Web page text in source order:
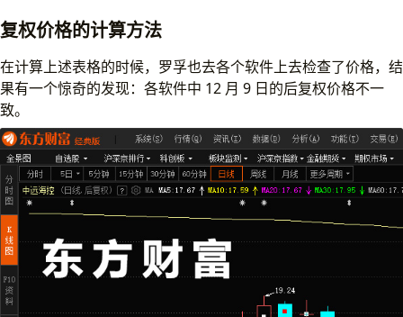
复权价格的计算方法
在计算上述表格的时候，罗孚也去各个软件上去检查了价格，结
果有一个惊奇的发现：各软件中 12 月 9 日的后复权价格不一
致。